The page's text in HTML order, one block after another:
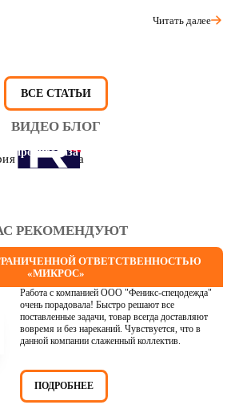
Читать далее
ВСЕ СТАТЬИ
ВИДЕО БЛОГ
противогаза
РЕКОМЕНДУЮТ
ОТВЕТСТВЕННОСТЬЮ
«МИКРОС»
Работа с компанией ООО "Феникс-спецодежда"
очень порадовала! Быстро решают все
поставленные задачи, товар всегда доставляют
вовремя и без нареканий. Чувствуется, что в
данной компании слаженный коллектив.
ПОДРОБНЕЕ